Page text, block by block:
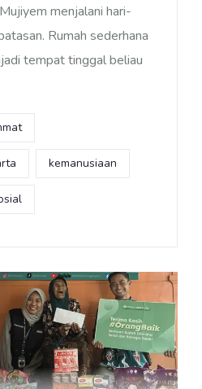
menjalani hari-
Rumah sederhana
tempat tinggal beliau
kemanusiaan